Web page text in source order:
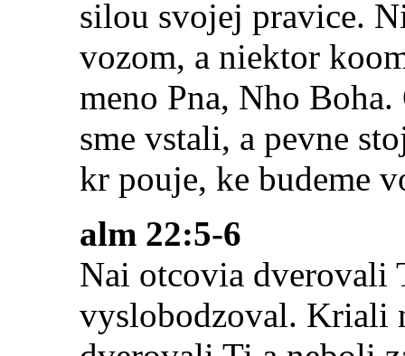
silou svojej pravice.
vozom, a niektor
meno Pna, Nho
sme vstali, a pevne
kr pouje, ke budeme
alm 22:5-6
Nai otcovia dverovali
vyslobodzoval. Kriali